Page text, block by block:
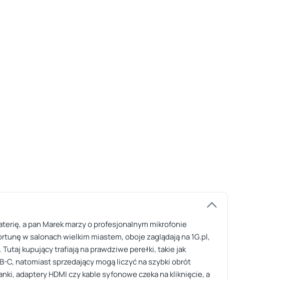
a pan Marek marzy o profesjonalnym mikrofonie
w salonach wielkim miastem, oboje zaglądają na 1G.pl,
kupujący trafiają na prawdziwe perełki, takie jak
C, natomiast sprzedający mogą liczyć na szybki obrót
adaptery HDMI czy kable syfonowe czeka na kliknięcie, a